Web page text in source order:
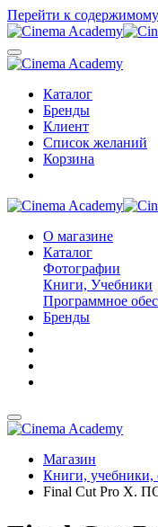
Перейти к содержимому
Каталог
Бренды
Клиент
Список желаний
Корзина
О магазине
Каталог
Фотографии
Книги, Учебники
Программное
Бренды
Магазин
Книги, учебники,
Final Cut Pro X.